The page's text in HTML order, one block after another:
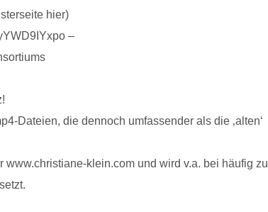
hier)
–
Dateien, die dennoch umfassender als die ‚alten‘
klein.com und wird v.a. bei häufig zu